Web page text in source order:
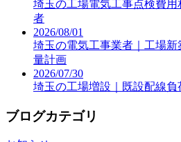
埼玉の工場電気工事点検費
者
2026/08/01
埼玉の電気工事業者｜工場
量計画
2026/07/30
埼玉の工場増設｜既設配線負
ブログカテゴリ